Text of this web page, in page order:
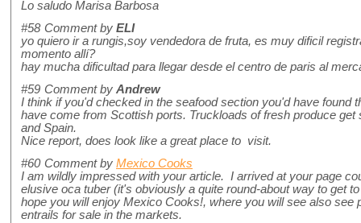
Lo saludo Marisa Barbosa
#58 Comment by ELI
yo quiero ir a rungis,soy vendedora de fruta, es muy dificil
momento allí?
hay mucha dificultad para llegar desde el centro de paris al
#59 Comment by Andrew
I think if you'd checked in the seafood section you'd have found
have come from Scottish ports. Truckloads of fresh produce
and Spain.
Nice report, does look like a great place to visit.
#60 Comment by Mexico Cooks
I am wildly impressed with your article. I arrived at your page
elusive oca tuber (it's obviously a quite round-about way to get
hope you will enjoy Mexico Cooks!, where you will see also see
entrails for sale in the markets.